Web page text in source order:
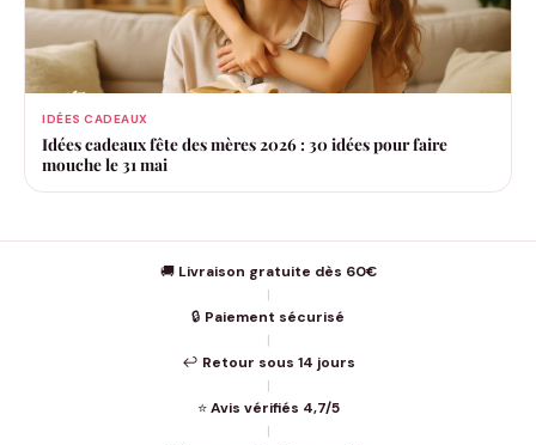
IDÉES CADEAUX
Idées cadeaux fête des mères 2026 : 30 idées pour faire
mouche le 31 mai
🚚 Livraison gratuite dès 60€
|
🔒 Paiement sécurisé
|
↩️ Retour sous 14 jours
|
⭐Avis vérifiés 4,7/5
|